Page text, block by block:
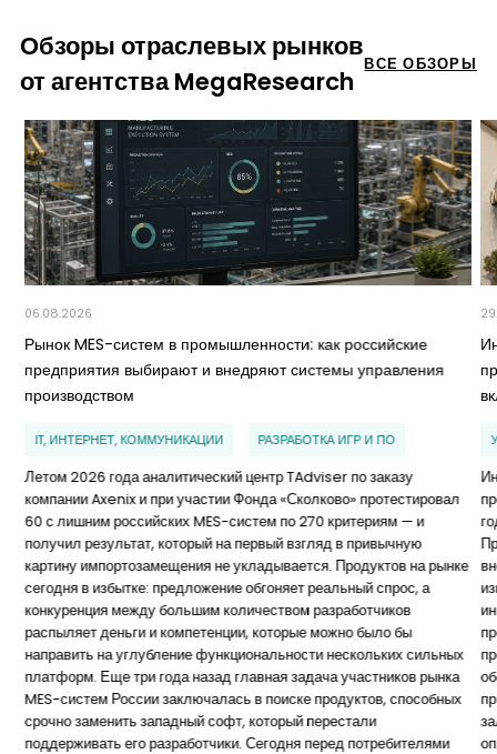
Обзоры отраслевых рынков
от агентства MegaResearch
ВСЕ ОБЗОРЫ
06.08.2026
Рынок MES-систем в промышленности: как российские
предприятия выбирают и внедряют системы управления
производством
IT, ИНТЕРНЕТ, КОММУНИКАЦИИ РАЗРАБОТКА ИГР И ПО
Летом 2026 года аналитический центр TAdviser по заказу
компании Axenix и при участии Фонда «Сколково» протестировал
60 с лишним российских MES-систем по 270 критериям — и
получил результат, который на первый взгляд в привычную
картину импортозамещения не укладывается. Продуктов на рынке
сегодня в избытке: предложение обгоняет реальный спрос, а
конкуренция между большим количеством разработчиков
распыляет деньги и компетенции, которые можно было бы
направить на углубление функциональности нескольких сильных
платформ. Еще три года назад главная задача участников рынка
MES-систем России заключалась в поиске продуктов, способных
срочно заменить западный софт, который перестали
поддерживать его разработчики. Сегодня перед потребителями